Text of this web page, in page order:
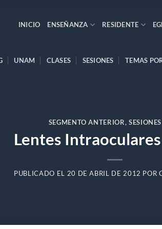
INICIO ENSEÑANZA RESIDENTE
UNAM CLASES SESIONES TEMAS
SEGMENTO ANTERIOR,
Lentes
PUBLICADO EL 20 DE ABRIL DE 2012 POR